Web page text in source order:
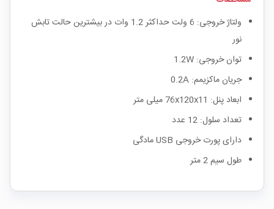
ولتاژ خروجی: 6 ولت حداکثر 1.2 وات در بیشترین حالت تابش
نور
توان خروجی: 1.2W
جریان ماکزیمم: 0.2A
ابعاد پنل: 76x120x11 میلی متر
تعداد سلول: 12 عدد
دارای پورت خروجی USB مادگی
طول سیم 2 متر